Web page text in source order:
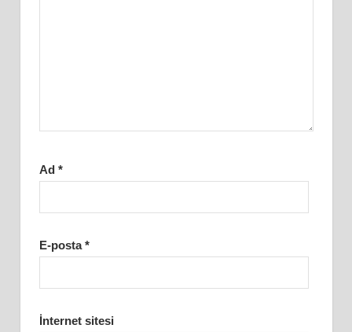
Ad *
E-posta*
İnternet sitesi